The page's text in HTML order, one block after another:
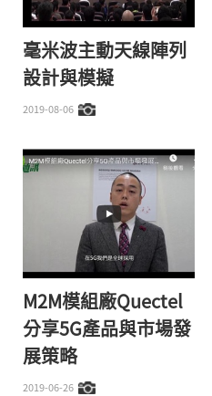
毫米波主動天線陣列
設計與模擬
2019-08-06
M2M模組廠Quectel
分享5G產品與市場發
展策略
2019-06-26